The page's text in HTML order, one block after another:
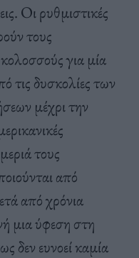
Οι ρυθμιστικές
τους
για μία
τις δυσκολίες των
μέχρι την
τους
από
από χρόνια
μια ύφεση στη
δεν ευνοεί καμία